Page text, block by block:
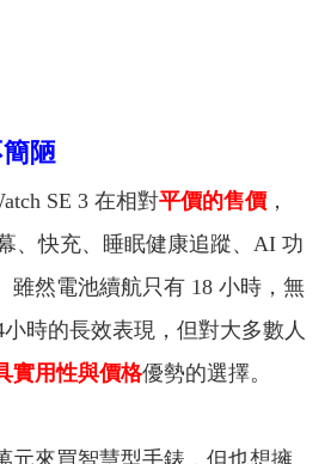
陋
SE 3 在相對平價的售價 ，
、快充、睡眠健康追蹤、AI 功
雖然電池續航只有 18 小時，無
時的長效表現，但對大多數人
實用性與價格優勢的選擇。